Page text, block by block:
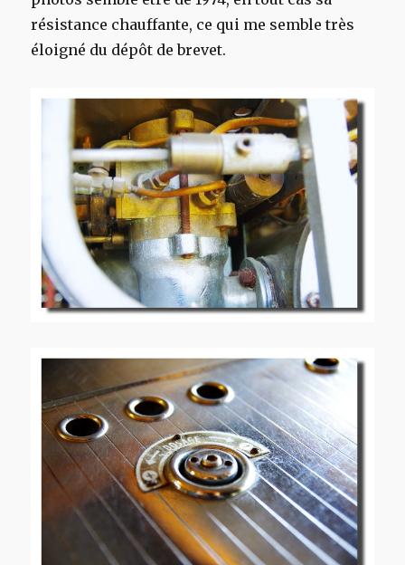
résistance chauffante, ce qui me semble très
éloigné du dépôt de brevet.